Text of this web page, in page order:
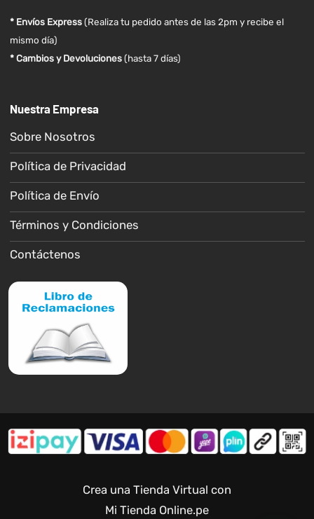
* Envíos Express(Realiza tu pedido antes de las 2pm y recibe el
mismo día)
* Cambios y Devoluciones (hasta 7 días)
Nuestra Empresa
Sobre Nosotros
Política de Privacidad
Política de Envío
Términos y Condiciones
Contáctenos
Crea una Tienda Virtual con
Mi Tienda Online.pe